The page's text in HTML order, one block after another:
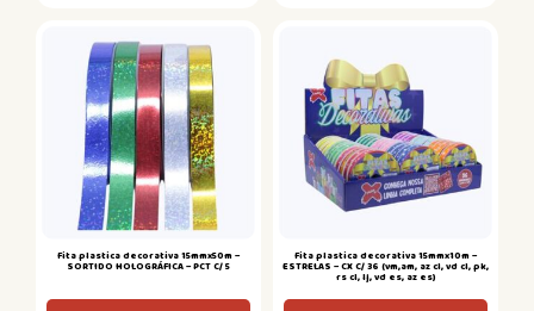
Fita plastica decorativa 15mmx50m –
SORTIDO HOLOGRÁFICA – PCT C/ 5
Fita plastica decorativa 15mmx10m –
ESTRELAS – CX C/ 36 (vm,am, az cl, vd cl, pk,
rs cl, lj, vd es, az es)